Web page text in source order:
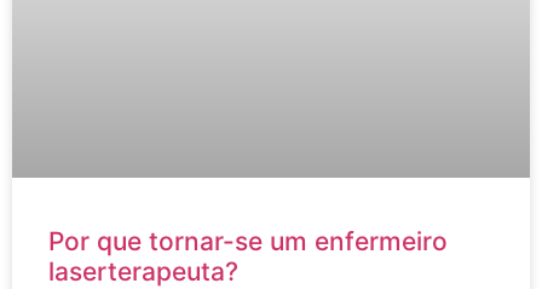
Por que tornar-se um enfermeiro
laserterapeuta?